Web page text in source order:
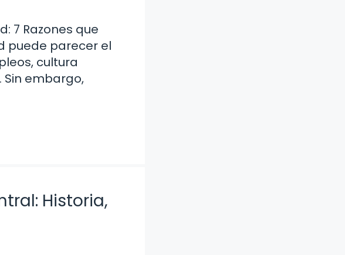
7 Razones que
puede parecer el
cultura
embargo,
Historia,